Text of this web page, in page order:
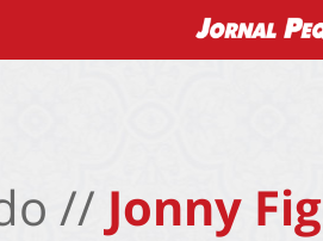
// Jonny